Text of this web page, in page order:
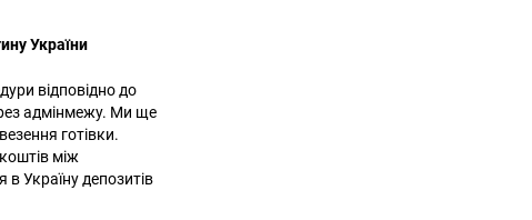
України
відповідно до
адмінмежу. Ми ще
готівки.
між
Україну депозитів